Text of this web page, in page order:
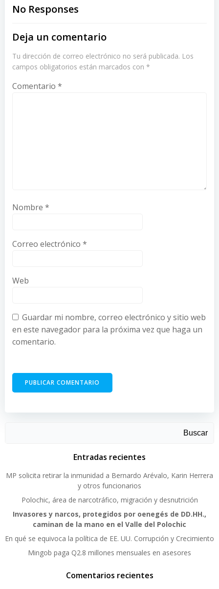
navigation
No Responses
Deja un comentario
Tu dirección de correo electrónico no será publicada. Los
campos obligatorios están marcados con *
Comentario *
Nombre *
Correo electrónico *
Web
Guardar mi nombre, correo electrónico y sitio web
en este navegador para la próxima vez que haga un
comentario.
Buscar
Entradas recientes
MP solicita retirar la inmunidad a Bernardo Arévalo, Karin Herrera
y otros funcionarios
Polochic, área de narcotráfico, migración y desnutrición
Invasores y narcos, protegidos por oenegés de DD.HH.,
caminan de la mano en el Valle del Polochic
En qué se equivoca la política de EE. UU. Corrupción y Crecimiento
Mingob paga Q2.8 millones mensuales en asesores
Comentarios recientes